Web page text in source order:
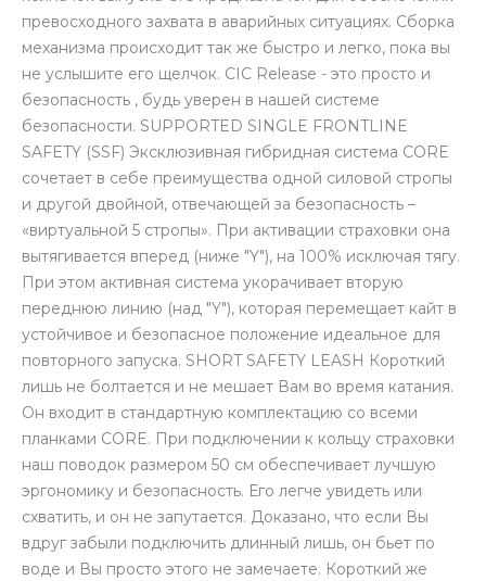
превосходного захвата в аварийных ситуациях. Сборка
механизма происходит так же быстро и легко, пока вы
не услышите его щелчок. CIC Release - это просто и
безопасность , будь уверен в нашей системе
безопасности. SUPPORTED SINGLE FRONTLINE
SAFETY (SSF) Эксклюзивная гибридная система CORE
сочетает в себе преимущества одной силовой стропы
и другой двойной, отвечающей за безопасность –
«виртуальной 5 стропы». При активации страховки она
вытягивается вперед (ниже "Y"), на 100% исключая тягу.
При этом активная система укорачивает вторую
переднюю линию (над "Y"), которая перемещает кайт в
устойчивое и безопасное положение идеальное для
повторного запуска. SHORT SAFETY LEASH Короткий
лишь не болтается и не мешает Вам во время катания.
Он входит в стандартную комплектацию со всеми
планками CORE. При подключении к кольцу страховки
наш поводок размером 50 см обеспечивает лучшую
эргономику и безопасность. Его легче увидеть или
схватить, и он не запутается. Доказано, что если Вы
вдруг забыли подключить длинный лишь, он бьет по
воде и Вы просто этого не замечаете. Короткий же